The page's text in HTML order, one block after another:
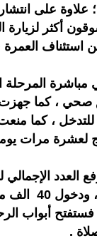
علاوة على
أكثر
العمرة
مباشرة
مرافق صحي ، كما
للتدخل ، كما
لعشرة مرات
سيرفع العدد
فستفتح أبواب
.